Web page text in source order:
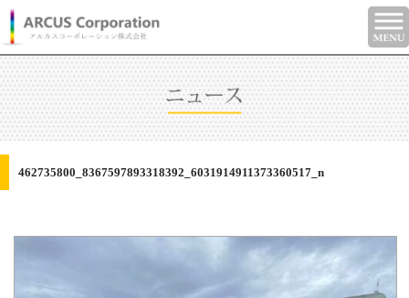
462735800_8367597893318392_6031914911373360517_n